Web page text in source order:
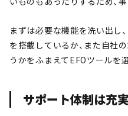
まずは必要な機能を洗い出し
を搭載しているか、また自社
うかをふまえてEFOツールを
サポート体制は充